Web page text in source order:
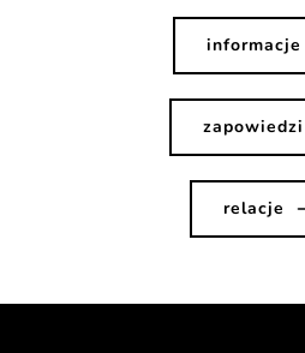
informacje
zapowiedzi
relacje